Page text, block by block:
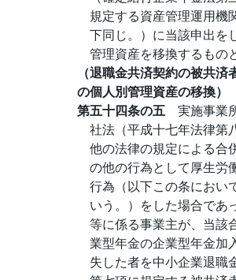
規定する資産管理運用機
下同じ。）に当該申出を
管理資産を移換するもの
（退職金共済契約の被共済
の個人別管理資産の移換）
第五十四条の五 実施事業
社法（平成十七年法律第
他の法律の規定による合
の他の行為として厚生労
行為（以下この条におい
いう。）をした場合であ
等に係る事業主が、当該
業型年金の企業型年金加
失した者を中小企業退職